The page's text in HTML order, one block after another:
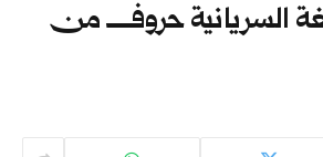
السريانية حروف من